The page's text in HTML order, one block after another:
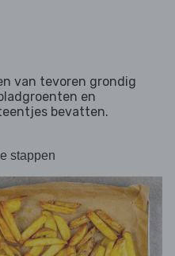
van tevoren grondig
en
bevatten.
stappen